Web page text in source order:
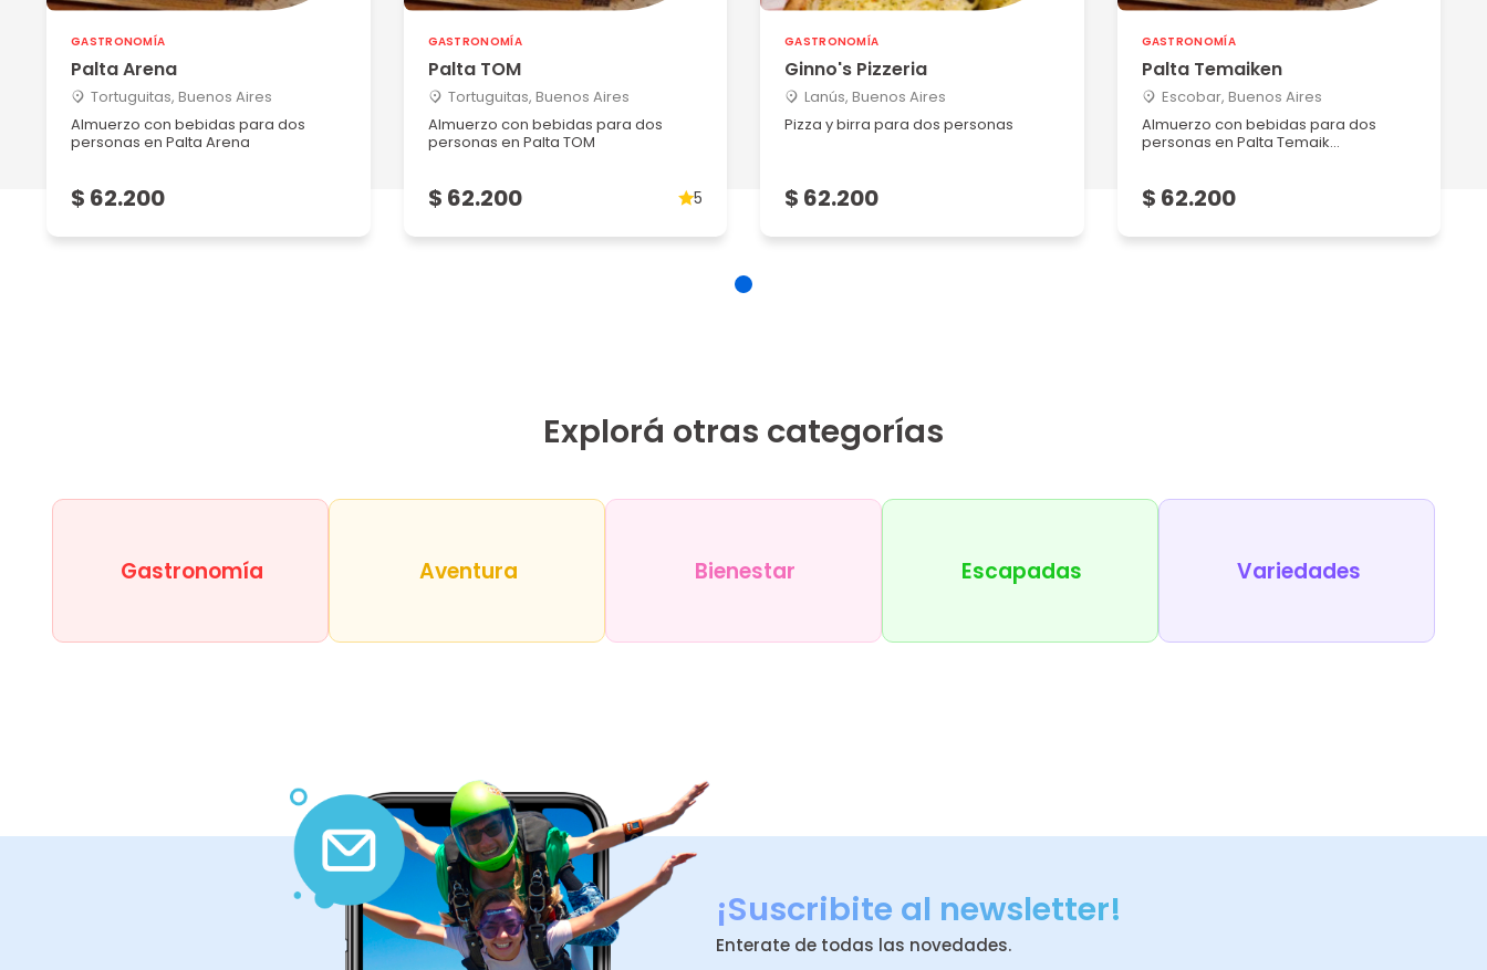
GASTRONOMÍA
Palta Arena
Tortuguitas, Buenos Aires
Almuerzo con bebidas para dos
personas en Palta Arena
$ 62.200
GASTRONOMÍA
Palta TOM
Tortuguitas, Buenos Aires
Almuerzo con bebidas para dos
personas en Palta TOM
$ 62.200 5
GASTRONOMÍA
Ginno's Pizzeria
Lanús, Buenos Aires
Pizza y birra para dos personas
$ 62.200
GASTRONOMÍA
Palta Temaiken
Escobar, Buenos Aires
Almuerzo con bebidas para dos
personas en Palta Temaik...
$ 62.200
Explorá otras categorías
Gastronomía Aventura Bienestar Escapadas Variedades
¡Suscribite al newsletter!
Enterate de todas las novedades.